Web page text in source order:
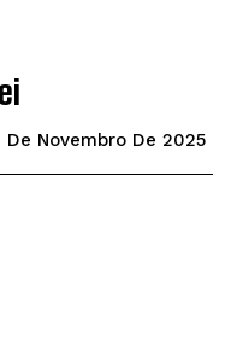
De Novembro De 2025